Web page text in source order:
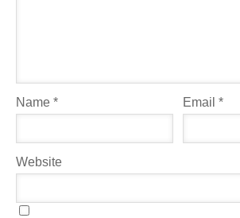
Name * Email*
Website